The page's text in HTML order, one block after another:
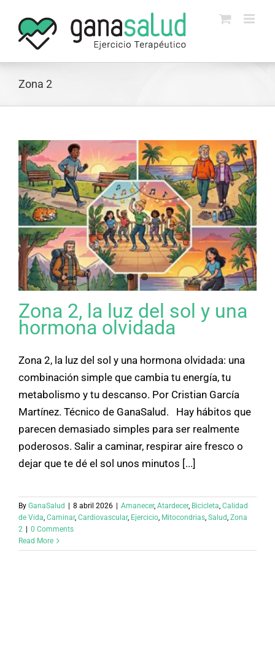
content
Zona 2
Zona 2, la luz del sol y una
hormona olvidada
Zona 2, la luz del sol y una hormona olvidada: una
combinación simple que cambia tu energía, tu
metabolismo y tu descanso. Por Cristian García
Martínez. Técnico de GanaSalud. Hay hábitos que
parecen demasiado simples para ser realmente
poderosos. Salir a caminar, respirar aire fresco o
dejar que te dé el sol unos minutos [...]
By GanaSalud 8 abril 2026 Amanecer, Atardecer, Bicicleta, Calidad
de Vida, Caminar, Cardiovascular, Ejercicio, Mitocondrias, Salud, Zona
2
0 Comments
Read More